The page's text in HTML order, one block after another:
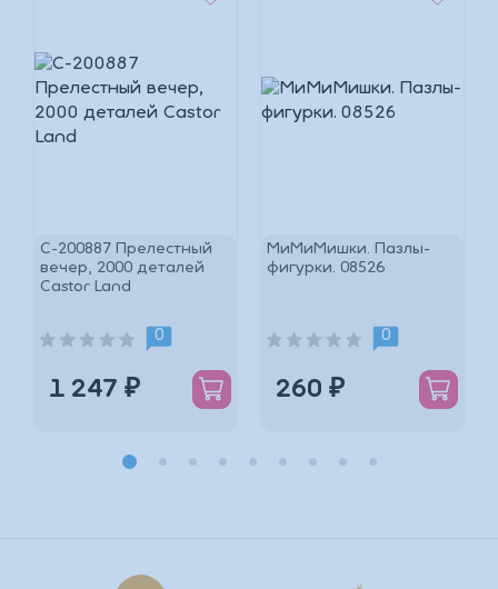
*
C-200887 Прелестный
вечер, 2000 деталей
Castor Land
0
1 247 ₽
МиМиМишки. Пазлы-
фигурки. 08526
0
260 ₽